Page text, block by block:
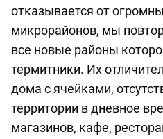
отказывается от
микрорайонов, мы
все новые районы
термитники. Их
дома с ячейками,
территории в дневное
магазинов, кафе,